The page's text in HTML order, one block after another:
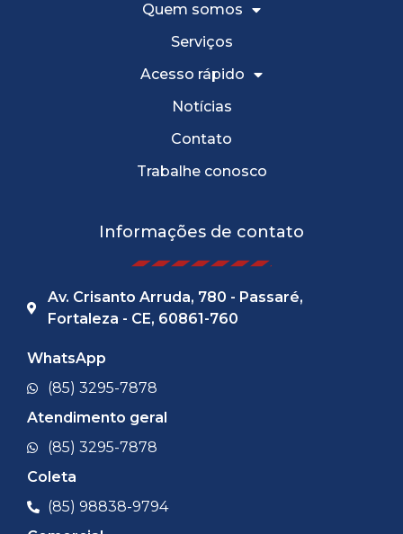
Quem somos
Serviços
Acesso rápido
Notícias
Contato
Trabalhe conosco
Informações de contato
Av. Crisanto Arruda, 780 - Passaré,
Fortaleza - CE, 60861-760
WhatsApp
(85) 3295-7878
Atendimento geral
(85) 3295-7878
Coleta
(85) 98838-9794